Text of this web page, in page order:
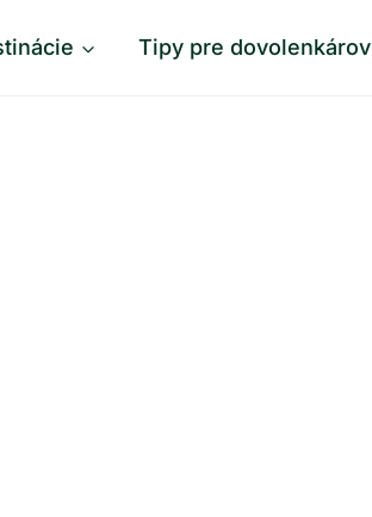
Tipy pre dovolenkárov